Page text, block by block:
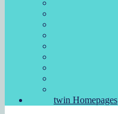
twin Homepages